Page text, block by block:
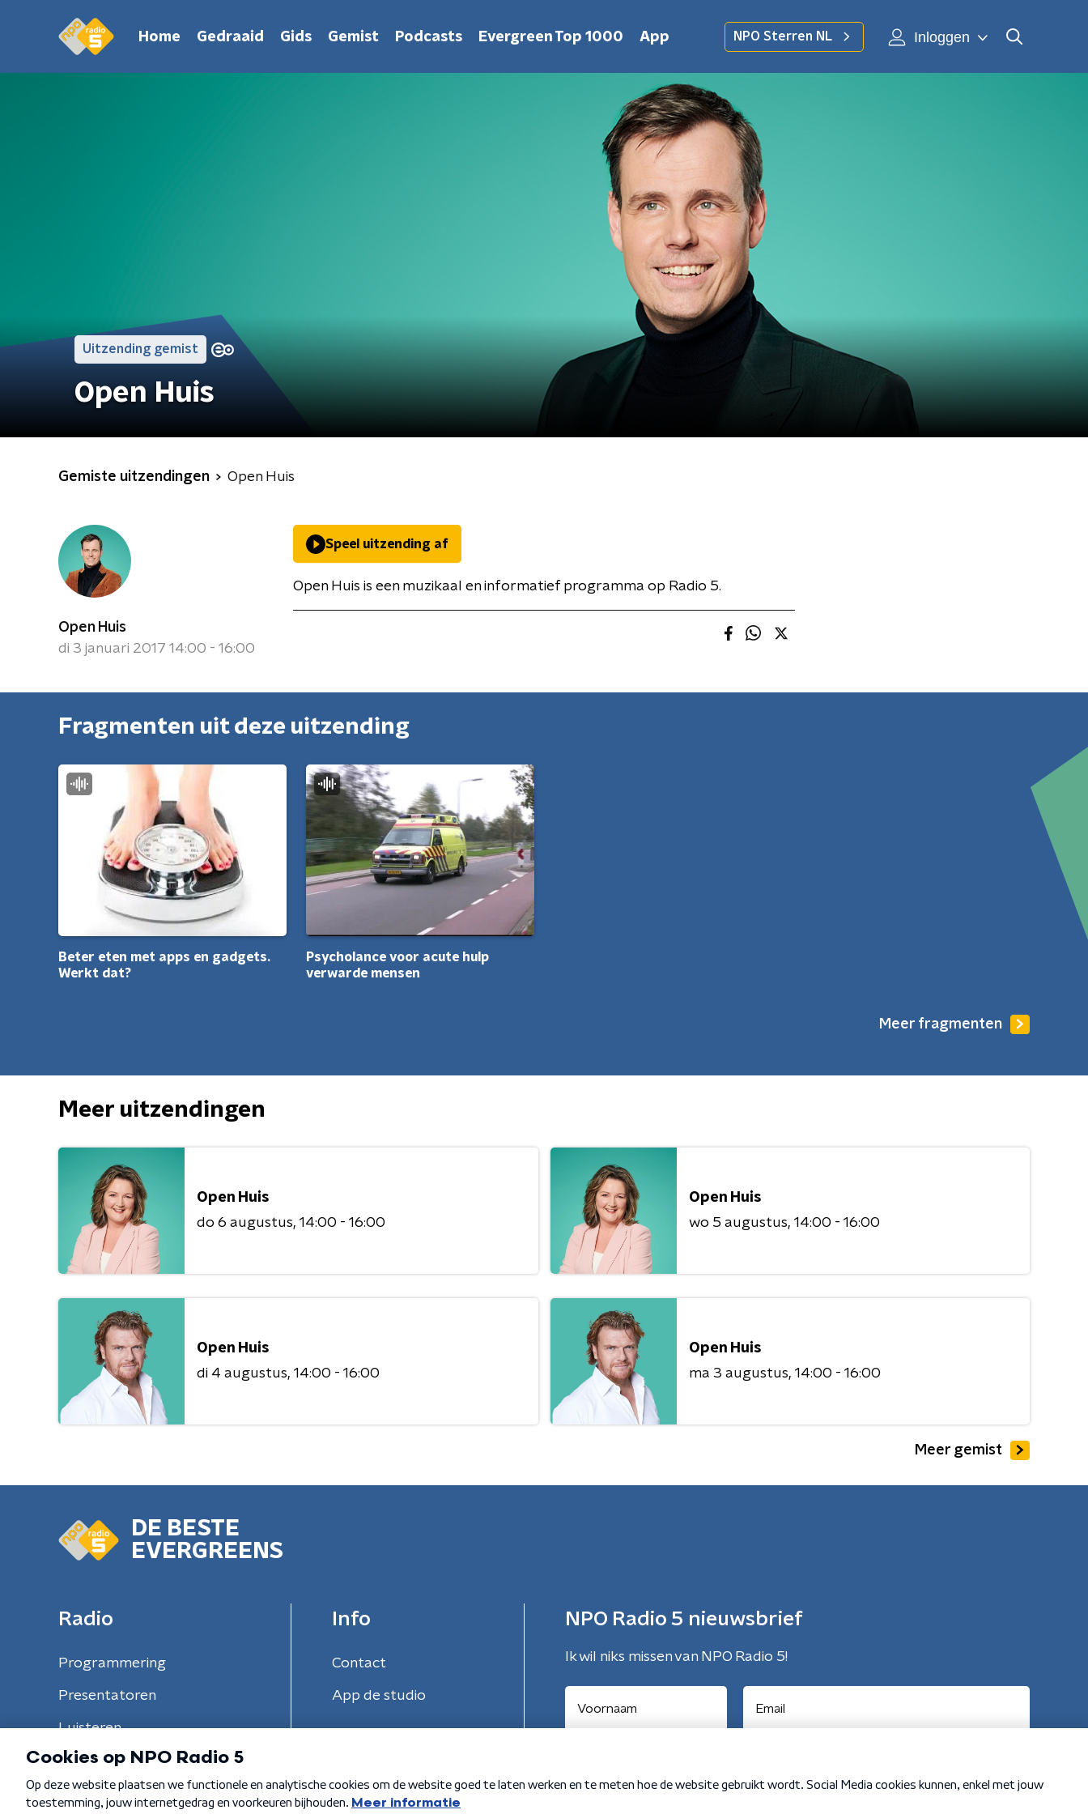
Home Gedraaid Gids Gemist Podcasts Evergreen Top 1000 App NPO Sterren NL Inloggen
Uitzending gemist
Open Huis
Gemiste uitzendingen Open Huis
Open Huis
di 3 januari 2017 14:00 - 16:00
Speel uitzending af
Open Huis is een muzikaal en informatief programma op Radio 5.
Fragmenten uit deze uitzending
Beter eten met apps en gadgets.
Werkt dat?
Psycholance voor acute hulp
verwarde mensen
Meer fragmenten
Meer uitzendingen
Open Huis
do 6 augustus 14:00 - 16:00
Open Huis
wo 5 augustus 14:00 - 16:00
Open Huis
di 4 augustus 14:00 - 16:00
Open Huis
ma 3 augustus 14:00 - 16:00
Meer gemist
DE BESTE
EVERGREENS
Radio
Programmering
Presentatoren
Luisteren
Info
Contact
App de studio
NPO Radio 5 nieuwsbrief
Ik wil niks missen van NPO Radio 5!